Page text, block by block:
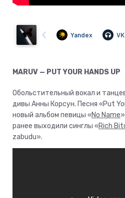
MARUV — PUT YOUR HANDS UP
Обольстительный вокал и
дивы Анны Корсун. Песня «Put
новый альбом певицы «No Name
ранее выходили синглы «Rich
zabudu».